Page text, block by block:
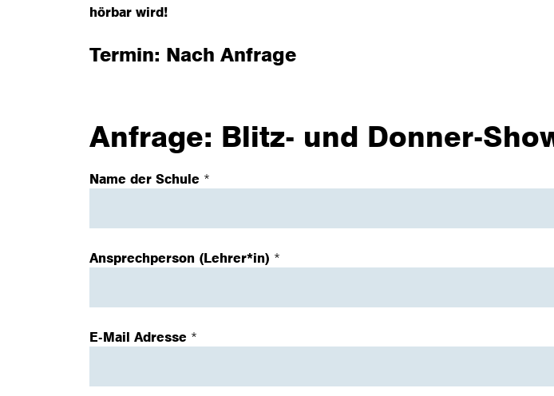
hörbar wird!
Termin: Nach Anfrage
Anfrage: Blitz- und Donner-
Name der Schule *
Ansprechperson (Lehrer*in) *
E-Mail Adresse *